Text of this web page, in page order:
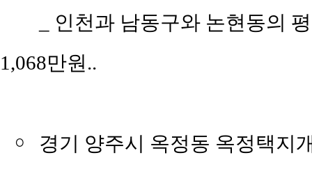
인천과 남동구와 논현동의
1,068만원..
￮
경기 양주시 옥정동 옥정택지